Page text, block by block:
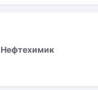
Нефтехимик